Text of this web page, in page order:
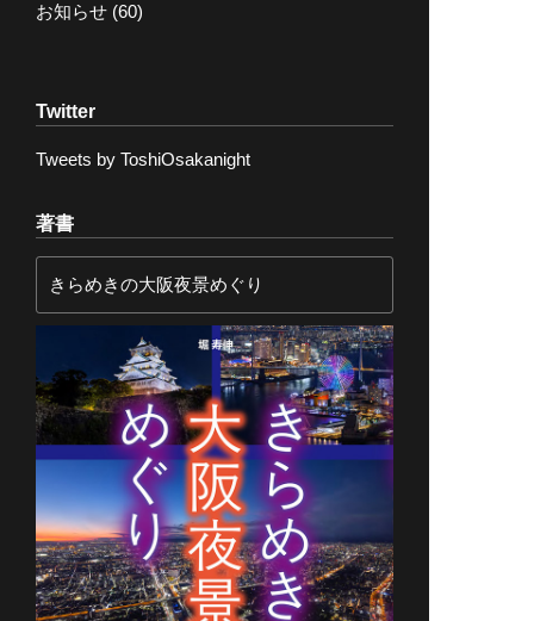
お知らせ (60)
Twitter
Tweets by ToshiOsakanight
著書
きらめきの大阪夜景めぐり